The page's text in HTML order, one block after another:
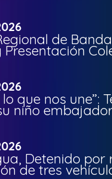
de
que nos une”:
niño
Detenido por
de tres